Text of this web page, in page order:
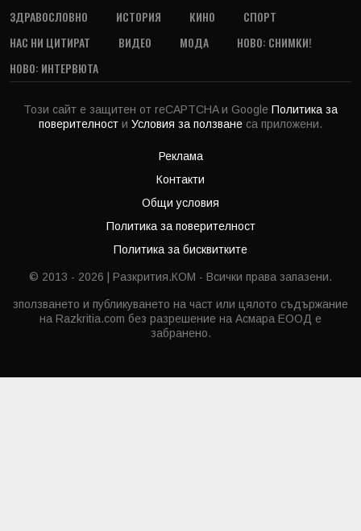
ЗДРАВОСЛОВНО
ИСТОРИЯ КИНО
СПОРТ
НАС НИ ЦИТИРАТ
ВИДЕО МОДА
НОВО: СНИМКИ!
НОВО: ИНТЕРВЮТА
Този сайт е защитен от reCAPTCHA и Google Политика за
поверителност и Условия за ползване са приложени.
Реклама
Контакти
Общи условия
Политика за поверителност
Политика за бисквитките
© 2013 - 2026 | Разкрития.КОМ - Всички права запазени.
зползването и публикуването на част или цялото съдържание
на Razkritia.com без разрешение на Асмара ЕООД е
забранено.